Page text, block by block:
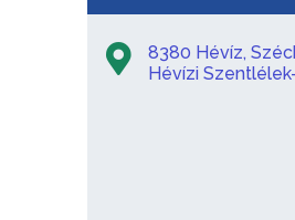
8380 Hévíz,
Hévízi